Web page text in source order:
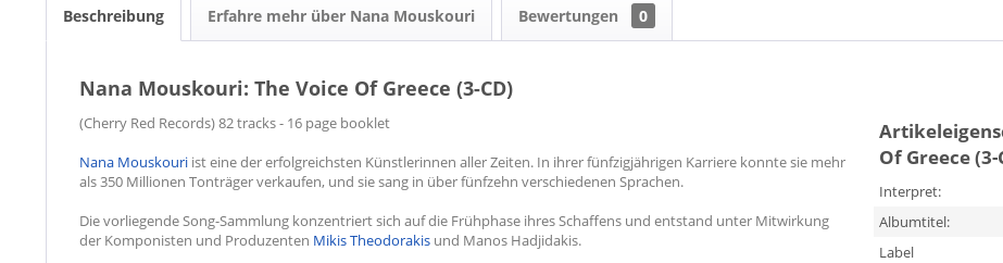
Beschreibung Erfahre mehr über Nana Mouskouri Bewertungen 0
Nana Mouskouri: The Voice Of Greece (3-CD)
(Cherry Red Records) 82 tracks - 16 page booklet
Nana Mouskouri ist eine der erfolgreichsten Künstlerinnen aller Zeiten. In ihrer fünfzigjährigen Karriere konnte sie mehr
als 350 Millionen Tonträger verkaufen, und sie sang in über fünfzehn verschiedenen Sprachen.
Die vorliegende Song-Sammlung konzentriert sich auf die Frühphase ihres Schaffens und entstand unter Mitwirkung
der Komponisten und Produzenten Mikis Theodorakis und Manos Hadjidakis.
Of Greece (3-
Interpret:
Albumtitel:
Label